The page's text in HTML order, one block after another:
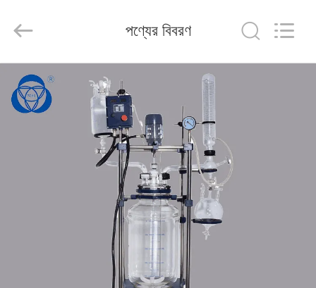
বাড়ি
পণ্য
Chemglass
Co.,Ltd.
পণ্যের বিবরণ